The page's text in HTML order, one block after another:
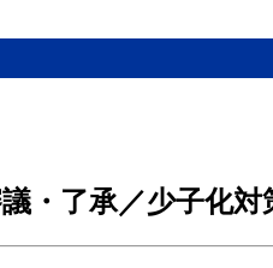
・了承／少子化対